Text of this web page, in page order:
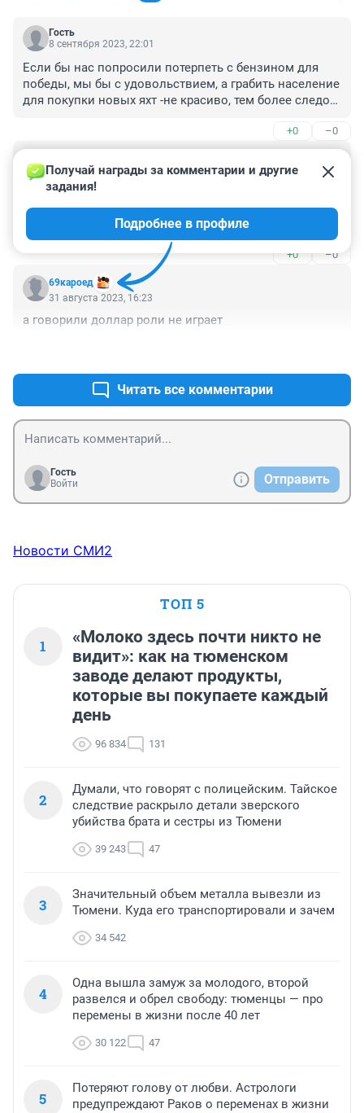
Гость
8 сентября 2023, 22:01
Если бы нас попросили потерпеть с бензином для
победы, мы бы с удовольствием, а грабить население
для покупки новых яхт -не красиво, тем более следом
конечная цель, вам нужно нищее население?+0 –0
1 сентября 2023, 09:06
Ничего Вы не понимаете. Это всё на благо народа
делается😁. Экономический рост, прорыв, рывок. А ну
ещё, всё по плану, если кто не знал😁
+0 –0
69кароед
Получай награды за комментарии и другие
задания!
Подробнее в профиле
31 августа 2023, 16:23
а говорили доллар роли не играет
Читать все комментарии
Гость
Войти
Отправить
Новости СМИ2
ТОП 5
1
«Молоко здесь почти никто не
видит»: как на тюменском
заводе делают продукты,
которые вы покупаете каждый
день
96 834 131
2
Думали, что говорят с полицейским. Тайское
следствие раскрыло детали зверского
убийства брата и сестры из Тюмени
39 243 47
3
Значительный объем металла вывезли из
Тюмени. Куда его транспортировали и зачем
34 542
4
Одна вышла замуж за молодого, второй
развелся и обрел свободу: тюменцы — про
перемены в жизни после 40 лет
30 122 47
5
Потеряют голову от любви. Астрологи
предупреждают Раков о переменах в жизни